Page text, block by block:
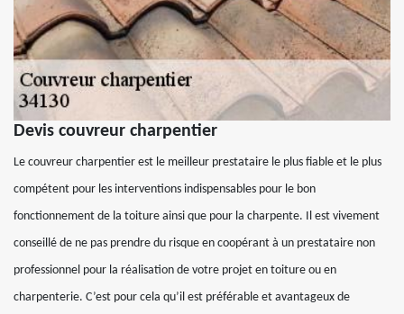
Devis couvreur charpentier
Le couvreur charpentier est le meilleur prestataire le plus fiable et le plus
compétent pour les interventions indispensables pour le bon
fonctionnement de la toiture ainsi que pour la charpente. Il est vivement
conseillé de ne pas prendre du risque en coopérant à un prestataire non
professionnel pour la réalisation de votre projet en toiture ou en
charpenterie. C’est pour cela qu’il est préférable et avantageux de